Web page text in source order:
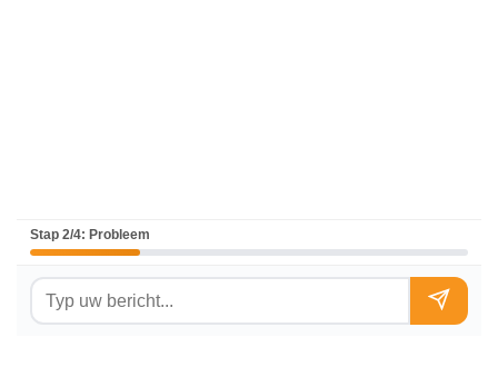
Stap 2/4: Probleem